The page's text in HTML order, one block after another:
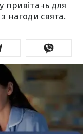
привітань для
нагоди свята.